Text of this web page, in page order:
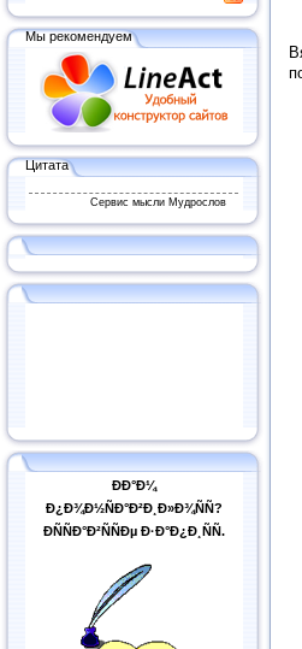
Мы рекомендуем
Цитата
Сервис мысли Мудрослов
ÐÐ°Ð¼
Ð¿Ð¾Ð½ÑÐ°Ð²Ð¸Ð»Ð¾ÑÑ?
ÐÑÑÐ°Ð²ÑÑÐµ Ð·Ð°Ð¿Ð¸ÑÑ.